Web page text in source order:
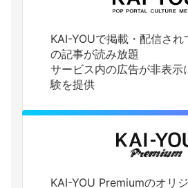
KAI-YOUで掲載・配信さ
の記事が読み放題
サービス内の広告が非表示
験を提供
KAI-YOU Premiumのオリ